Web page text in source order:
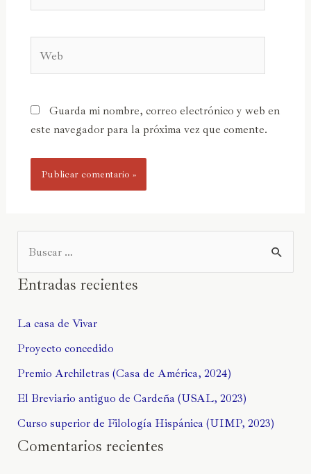
Guarda mi nombre, correo electrónico y web en
este navegador para la próxima vez que comente.
Entradas recientes
La casa de Vivar
Proyecto concedido
Premio Archiletras (Casa de América, 2024)
El Breviario antiguo de Cardeña (USAL, 2023)
Curso superior de Filología Hispánica (UIMP, 2023)
Comentarios recientes